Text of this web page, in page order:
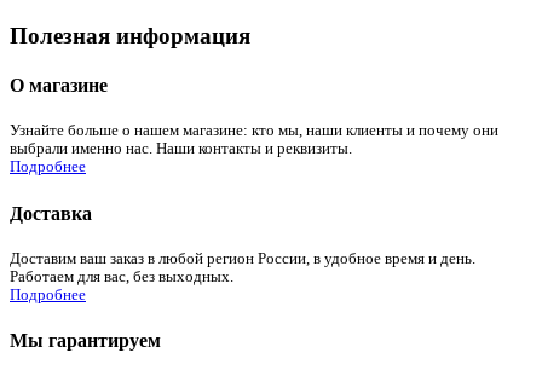
Полезная информация
О магазине
Узнайте больше о нашем магазине: кто мы, наши клиенты и почему они
выбрали именно нас. Наши контакты и реквизиты.
Подробнее
Доставка
Доставим ваш заказ в любой регион России, в удобное время и день.
Работаем для вас, без выходных.
Подробнее
Мы гарантируем